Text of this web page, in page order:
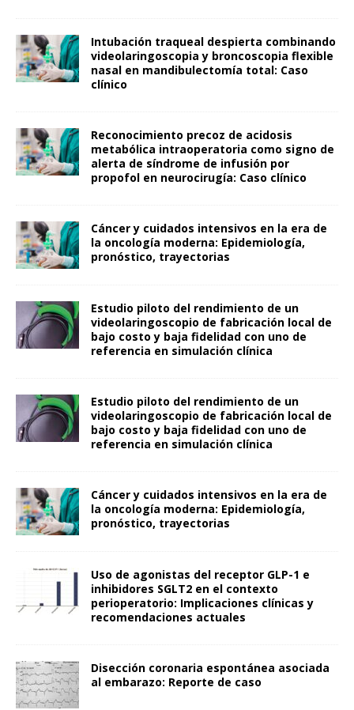
Intubación traqueal despierta combinando
videolaringoscopia y broncoscopia flexible
nasal en mandibulectomía total: Caso
clínico
Reconocimiento precoz de acidosis
metabólica intraoperatoria como signo de
alerta de síndrome de infusión por
propofol en neurocirugía: Caso clínico
Cáncer y cuidados intensivos en la era de
la oncología moderna: Epidemiología,
pronóstico, trayectorias
Estudio piloto del rendimiento de un
videolaringoscopio de fabricación local de
bajo costo y baja fidelidad con uno de
referencia en simulación clínica
Estudio piloto del rendimiento de un
videolaringoscopio de fabricación local de
bajo costo y baja fidelidad con uno de
referencia en simulación clínica
Cáncer y cuidados intensivos en la era de
la oncología moderna: Epidemiología,
pronóstico, trayectorias
Uso de agonistas del receptor GLP-1 e
inhibidores SGLT2 en el contexto
perioperatorio: Implicaciones clínicas y
recomendaciones actuales
Disección coronaria espontánea asociada
al embarazo: Reporte de caso